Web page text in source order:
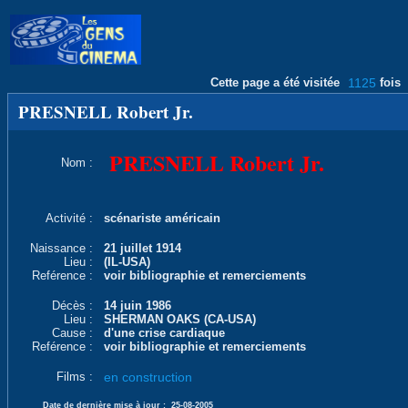
Cette page a été visitée 1125 fois
PRESNELL Robert Jr.
Nom : PRESNELL Robert Jr.
Activité : scénariste américain
Naissance :
21 juillet 1914
Lieu :
(IL-USA)
Reférence :
voir bibliographie et remerciements
Décès :
14 juin 1986
Lieu :
SHERMAN OAKS (CA-USA)
Cause :
d'une crise cardiaque
Reférence :
voir bibliographie et remerciements
Films : en construction
Date de dernière mise à jour : 25-08-2005